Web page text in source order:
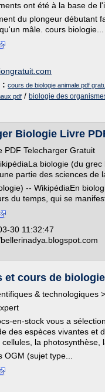
ont été à la base de
du plongeur débutant
mâle. cours biologie...
: cours de biologie animale pdf
pdf / biologie des
Biologie Livre
PDF Telecharger Gratuit
biologie (du
partie des sciences de
-- WikipédiaEn
du temps, qui se
30 11:32:47
et cours de
& technologiques
en-stock vous a
des espèces vivantes et
la photosynthèse,
OGM (sujet type...